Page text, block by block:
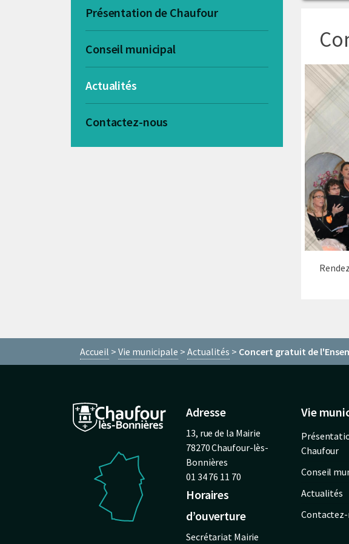
Présentation de Chaufour
Conseil municipal
Actualités
Contactez-nous
Accueil Vie municipale Actualités Concert gratuit de
Adresse
13, rue de la Mairie
78270 Chaufour-lès-
Bonnières
01 34 76 11 70
Horaires
d’ouverture
Secrétariat Mairie
Vie
Chaufour
Conseil
Actualités